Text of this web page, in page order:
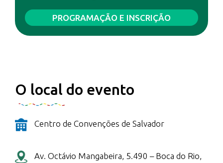
PROGRAMAÇÃO E INSCRIÇÃO
O local do evento
Centro de Convenções de Salvador
Av. Octávio Mangabeira, 5.490 – Boca do Rio,